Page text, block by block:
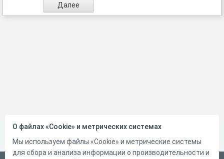
О файлах «Cookie» и метрических системах
Мы используем файлы «Cookie» и метрические системы
для сбора и анализа информации о производительности и